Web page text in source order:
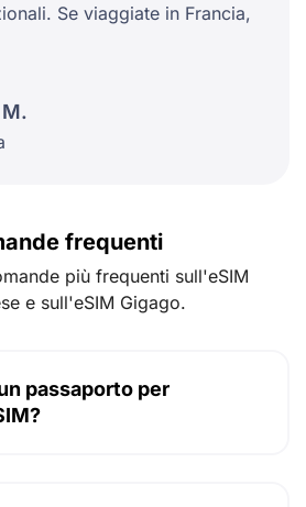
Se viaggiate in Francia,
frequenti
più frequenti sull'eSIM
e sull'eSIM Gigago.
passaporto per